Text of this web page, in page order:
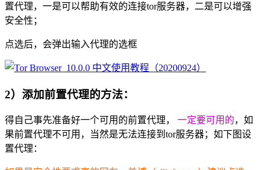
置代理，一是可以帮助有效的连接tor服务器，二是可以增强
安全性；
点选后，会弹出输入代理的选框
2）添加前置代理的方法：
得自己事先准备好一个可用的前置代理， 一定要可用的，如
果前置代理不可用，当然是无法连接到tor服务器；如下图设
置代理：